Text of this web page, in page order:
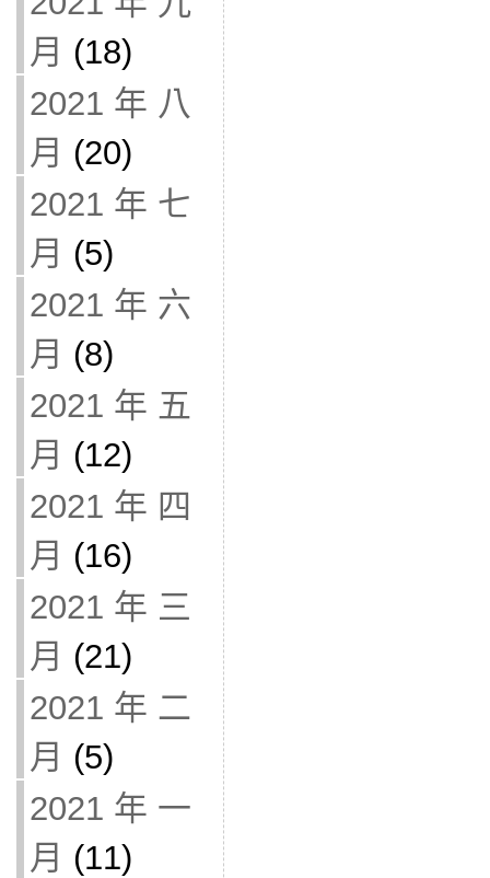
月 (18)
2021 年 八
月 (20)
2021 年 七
月 (5)
2021 年 六
月 (8)
2021 年 五
月 (12)
2021 年 四
月 (16)
2021 年 三
月 (21)
2021 年 二
月 (5)
2021 年 一
月 (11)